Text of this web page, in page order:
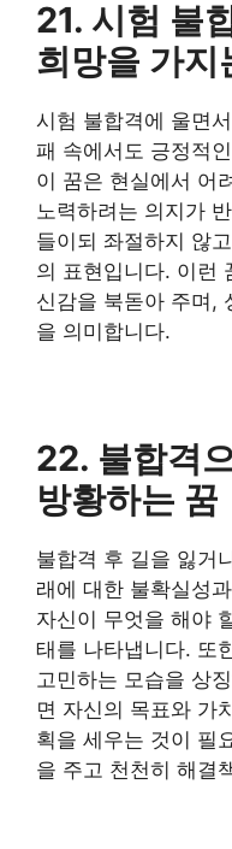
21. 시험 불
희망을 가지
시험 불합격에 울면
패 속에서도 긍정적
이 꿈은 현실에서 어
노력하려는 의지가
들이되 좌절하지 않
의 표현입니다. 이런
신감을 북돋아 주며,
을 의미합니다.
22. 불합격
방황하는 꿈
불합격 후 길을 잃거
래에 대한 불확실성
자신이 무엇을 해야
태를 나타냅니다. 또
고민하는 모습을 상
면 자신의 목표와 가
획을 세우는 것이 필
을 주고 천천히 해결